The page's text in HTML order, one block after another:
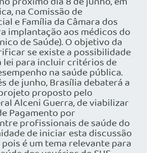
na Comissão de
e Família da Câmara dos
implantação aos médicos do
de Saúde). O objetivo da
se existe a possibilidade
lei para incluir critérios de
na saúde pública.
de junho, Brasília debaterá a
proposto pelo
Alceni Guerra, de viabilizar
Pagamento por
profissionais de saúde do
de iniciar esta discussão
é um tema relevante para